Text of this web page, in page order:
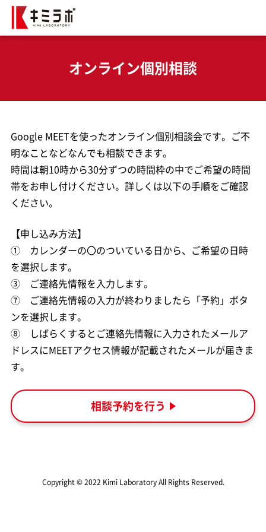
オンライン個別相談
Google MEETを使ったオンライン個別相談会です。ご不
明なことなどなんでも相談できます。
時間は朝10時から30分ずつの時間枠の中でご希望の時間
帯をお申し付けください。詳しくは以下の手順をご確認
ください。
【申し込み方法】
① カレンダーの〇のついている日から、ご希望の日時
を選択します。
③ ご連絡先情報を入力します。
⑦ ご連絡先情報の入力が終わりましたら「予約」ボタ
ンを選択します。
⑧ しばらくするとご連絡先情報に入力されたメールア
ドレスにMEETアクセス情報が記載されたメールが届きま
す。
相談予約を行う
Copyright © 2022 Kimi Laboratory All Rights Reserved.